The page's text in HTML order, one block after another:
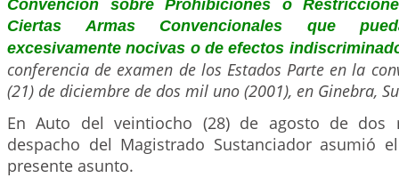
Convención sobre Prohibiciones o
Ciertas Armas Convencionales que
excesivamente nocivas o de efectos
conferencia de examen de los Estados Parte en la
(21) de diciembre de dos mil uno (2001), en Ginebra,
En Auto del veintiocho (28) de agosto de dos
despacho del Magistrado Sustanciador asumió
presente asunto.